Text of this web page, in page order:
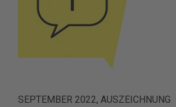
SEPTEMBER 2022, AUSZEICHNUNG